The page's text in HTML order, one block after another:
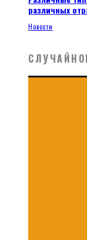
различных
Новости